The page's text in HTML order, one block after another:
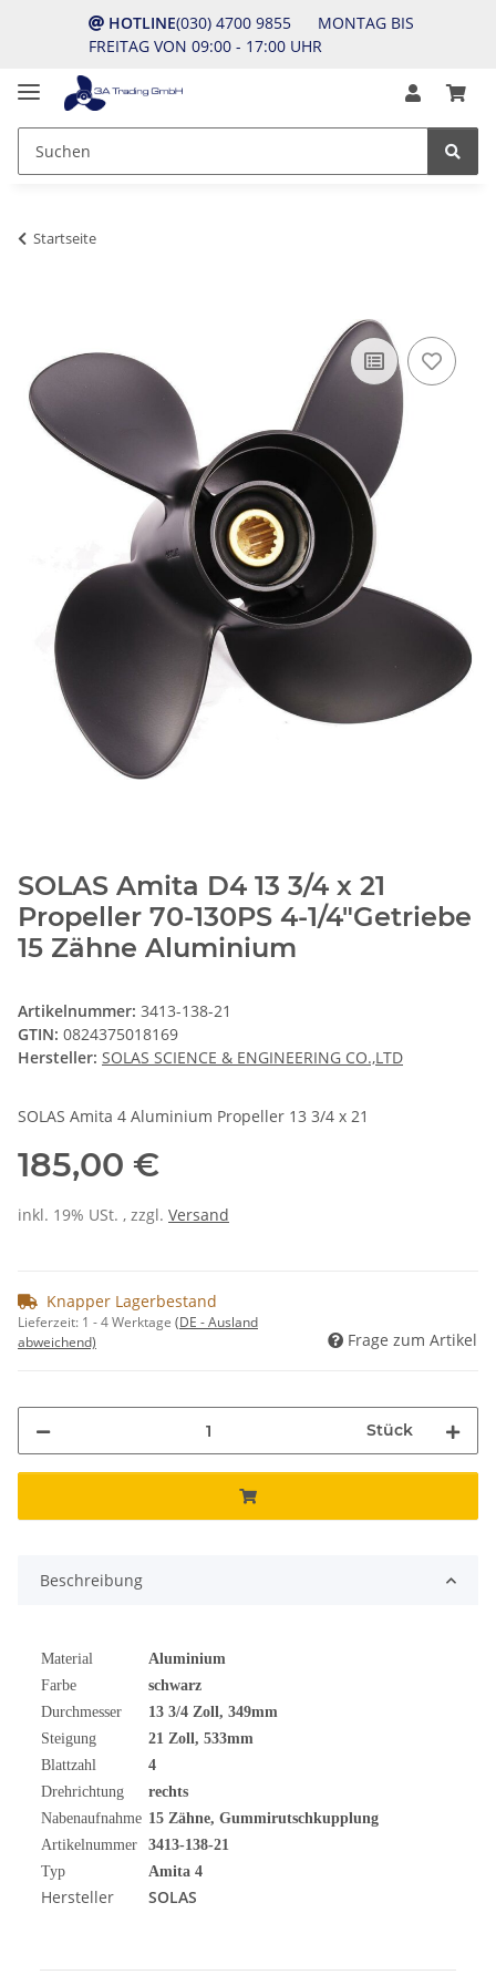
HOTLINE(030) 4700 9855 MONTAG BIS
FREITAG VON 09:00 - 17:00 UHR
Startseite
SOLAS Amita D4 13 3/4 x 21
Propeller 70-130PS 4-1/4"Getriebe
15 Zähne Aluminium
Artikelnummer: 3413-138-21
GTIN: 0824375018169
Hersteller: SOLAS SCIENCE & ENGINEERING CO.,LTD
SOLAS Amita 4 Aluminium Propeller 13 3/4 x 21
185,00 €
inkl. 19% USt. , zzgl. Versand
Knapper Lagerbestand
Lieferzeit: 1 - 4 Werktage (DE - Ausland
abweichend)
Frage zum Artikel
Stück
Beschreibung
Material
Aluminium
Farbe
schwarz
Durchmesser
13 3/4 Zoll, 349mm
Steigung
21 Zoll, 533mm
Blattzahl
4
Drehrichtung
rechts
Nabenaufnahme 15 Zähne, Gummirutschkupplung
Artikelnummer
3413-138-21
Typ
Amita 4
Hersteller SOLAS